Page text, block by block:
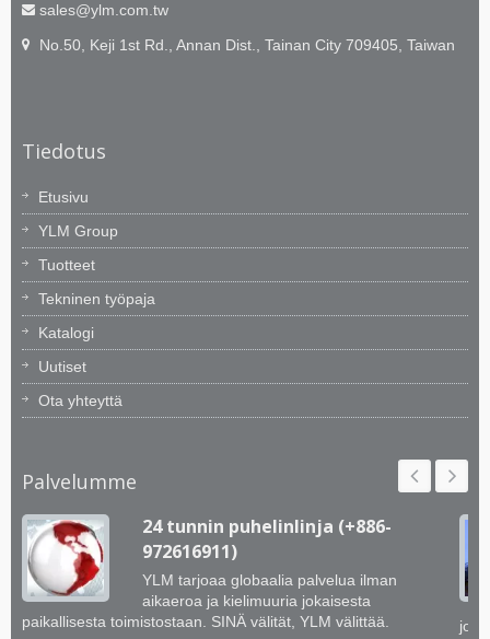
sales@ylm.com.tw
No.50, Keji 1st Rd., Annan Dist., Tainan City 709405, Taiwan
Tiedotus
Etusivu
YLM Group
Tuotteet
Tekninen työpaja
Katalogi
Uutiset
Ota yhteyttä
Palvelumme
24 tunnin puhelinlinja (+886-
972616911)
YLM tarjoaa globaalia palvelua ilman
aikaeroa ja kielimuuria jokaisesta
paikallisesta toimistostaan. SINÄ välität, YLM välittää.